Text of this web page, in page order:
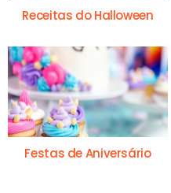
Receitas do Halloween
Festas de Aniversário